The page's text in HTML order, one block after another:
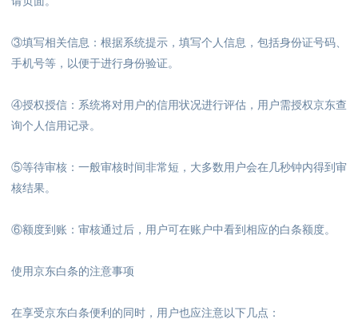
③填写相关信息：根据系统提示，填写个人信息，包括身份证号码、
手机号等，以便于进行身份验证。
④授权授信：系统将对用户的信用状况进行评估，用户需授权京东查
询个人信用记录。
⑤等待审核：一般审核时间非常短，大多数用户会在几秒钟内得到审
核结果。
⑥额度到账：审核通过后，用户可在账户中看到相应的白条额度。
使用京东白条的注意事项
在享受京东白条便利的同时，用户也应注意以下几点：